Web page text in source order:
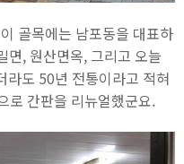
골목에는 남포동을 대표하
면, 원산면옥, 그리고 오늘
라도 50년 전통이라고 적혀
로 간판을 리뉴얼했군요.